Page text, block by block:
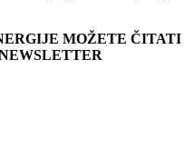
MOŽETE ČITATI